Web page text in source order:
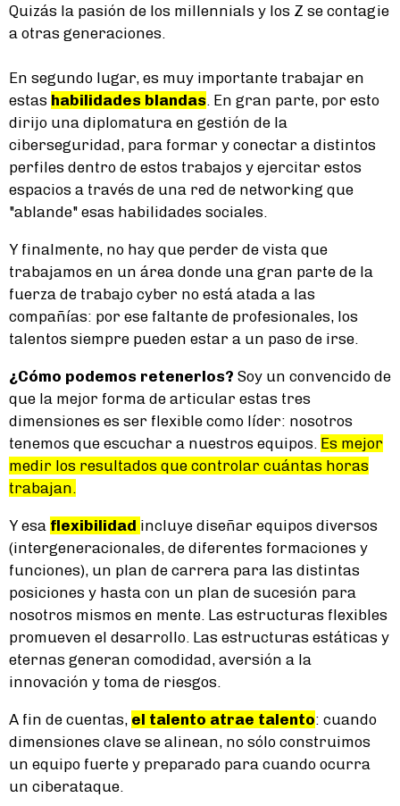
Quizás la pasión de los millennials y los Z se contagie
a otras generaciones.
En segundo lugar, es muy importante trabajar en
estas habilidades blandas . En gran parte, por esto
dirijo una diplomatura en gestión de la
ciberseguridad, para formar y conectar a distintos
perfiles dentro de estos trabajos y ejercitar estos
espacios a través de una red de networking que
"ablande" esas habilidades sociales.
Y finalmente, no hay que perder de vista que
trabajamos en un área donde una gran parte de la
fuerza de trabajo cyber no está atada a las
compañías: por ese faltante de profesionales, los
talentos siempre pueden estar a un paso de irse.
¿Cómo podemos retenerlos? Soy un convencido de
que la mejor forma de articular estas tres
dimensiones es ser flexible como líder: nosotros
tenemos que escuchar a nuestros equipos. Es mejor
medir los resultados que controlar cuántas horas
trabajan.
Y esa flexibilidad incluye diseñar equipos diversos
(intergeneracionales, de diferentes formaciones y
funciones), un plan de carrera para las distintas
posiciones y hasta con un plan de sucesión para
nosotros mismos en mente. Las estructuras flexibles
promueven el desarrollo. Las estructuras estáticas y
eternas generan comodidad, aversión a la
innovación y toma de riesgos.
A fin de cuentas, el talento atrae talento: cuando
dimensiones clave se alinean, no sólo construimos
un equipo fuerte y preparado para cuando ocurra
un ciberataque.